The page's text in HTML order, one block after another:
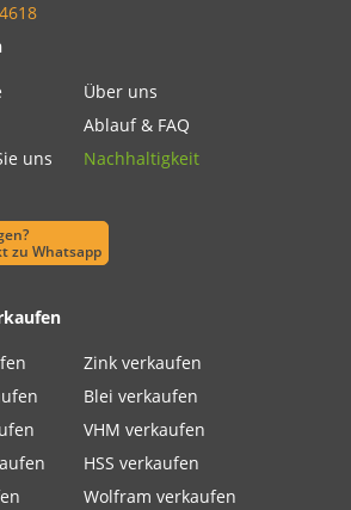
Über uns
Ablauf & FAQ
uns
Nachhaltigkeit
zu Whatsapp
Zink verkaufen
Blei verkaufen
VHM verkaufen
HSS verkaufen
Wolfram verkaufen